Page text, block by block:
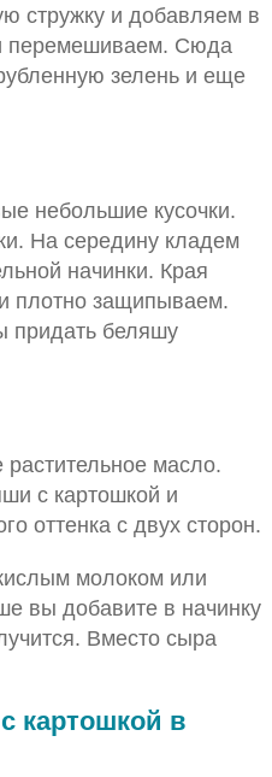
стружку и добавляем в
перемешиваем. Сюда
зелень и еще
небольшие кусочки.
На середину кладем
начинки. Края
плотно защипываем.
придать беляшу
масло.
с картошкой и
оттенка с двух сторон.
молоком или
вы добавите в начинку
Вместо сыра
картошкой в